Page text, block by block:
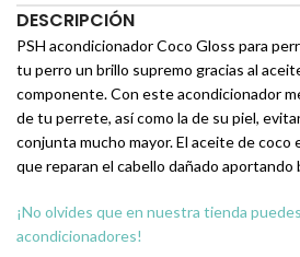
DESCRIPCIÓN
PSH acondicionador Coco Gloss para
tu perro un brillo supremo gracias al
componente. Con este acondicionador
de tu perrete, así como la de su piel,
conjunta mucho mayor. El aceite de coco
que reparan el cabello dañado aportando
¡No olvides que en nuestra tienda
acondicionadores!